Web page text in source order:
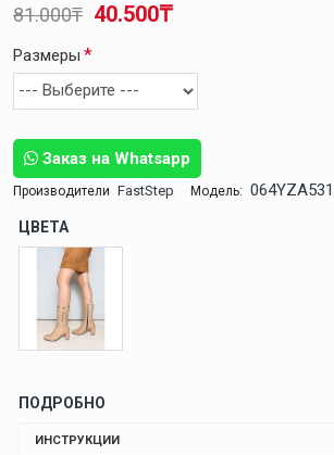
Заказ на Whatsapp
Производители FastStep Модель:
40.500₸
81.000₸
Размеры
ЦВЕТА
ПОДРОБНО
ИНСТРУКЦИИ